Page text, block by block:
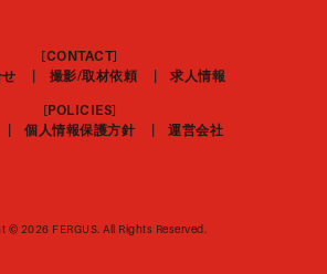
[CONTACT]
撮影/取材依頼 求人情報
[POLICIES]
個人情報保護方針 運営会社
©︎ 2026 FERGUS. All Rights Reserved.